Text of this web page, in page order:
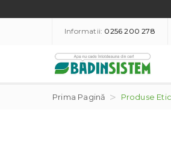
Informatii: 0256 200 278
Prima Pagină Produse